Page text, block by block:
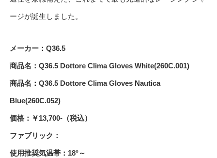
ージが誕生しました。
メーカー：Q36.5
商品名：Q36.5 Dottore Clima Gloves White(260C.001)
商品名：Q36.5 Dottore Clima Gloves Nautica
Blue(260C.052)
価格：￥13,700-（税込）
ファブリック：
使用推奨気温帯：18°～